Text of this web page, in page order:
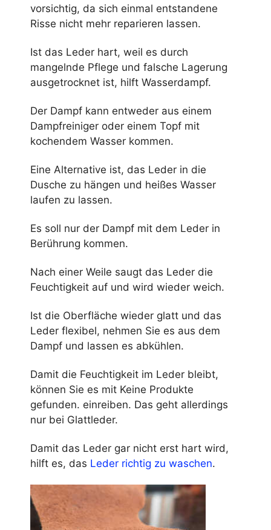
vorsichtig, da sich einmal entstandene
Risse nicht mehr reparieren lassen.
Ist das Leder hart, weil es durch
mangelnde Pflege und falsche Lagerung
ausgetrocknet ist, hilft Wasserdampf.
Der Dampf kann entweder aus einem
Dampfreiniger oder einem Topf mit
kochendem Wasser kommen.
Eine Alternative ist, das Leder in die
Dusche zu hängen und heißes Wasser
laufen zu lassen.
Es soll nur der Dampf mit dem Leder in
Berührung kommen.
Nach einer Weile saugt das Leder die
Feuchtigkeit auf und wird wieder weich.
Ist die Oberfläche wieder glatt und das
Leder flexibel, nehmen Sie es aus dem
Dampf und lassen es abkühlen.
Damit die Feuchtigkeit im Leder bleibt,
können Sie es mit Keine Produkte
gefunden. einreiben. Das geht allerdings
nur bei Glattleder.
Damit das Leder gar nicht erst hart wird,
hilft es, das Leder richtig zu waschen.